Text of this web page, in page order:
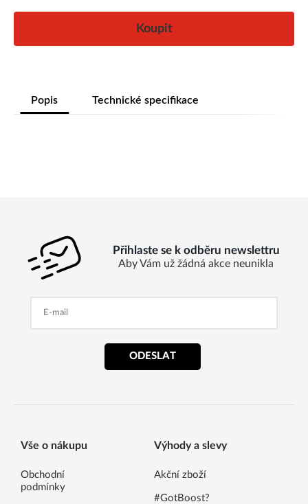
Koupit
Popis Technické specifikace
Přihlaste se k odběru newslettru
Aby Vám už žádná akce neunikla
ODESLAT
Vše o nákupu
Obchodní
podmínky
Výhody a slevy
Akční zboží
#GotBoost?